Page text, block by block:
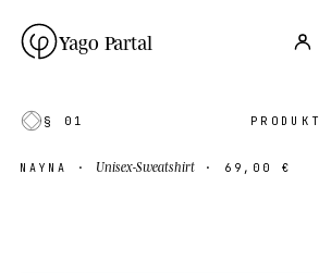
Yago Partal
§ 01 PRODUKT
NAYNA · Unisex-Sweatshirt · 69,00 €